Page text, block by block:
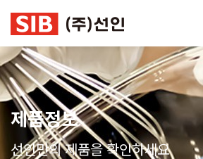
제품정보
선인만의 제품을 확인하세요